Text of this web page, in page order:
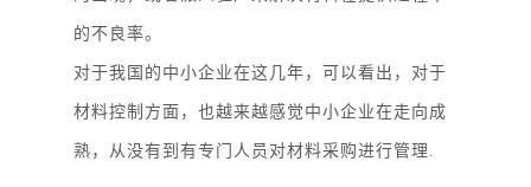
的不良率。
对于我国的中小企业在这几年，可以看出，对于
材料控制方面，也越来越感觉中小企业在走向成
熟，从没有到有专门人员对材料采购进行管理